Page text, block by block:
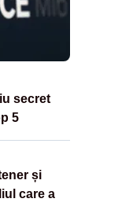
secret
5
și
care a